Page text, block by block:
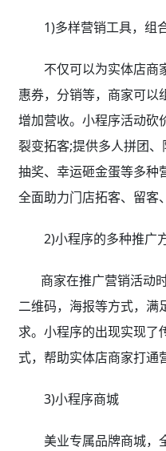
1)多样营销工具，组
不仅可以为实体店商
惠券，分销等，商家可以
增加营收。小程序活动砍
裂变拓客;提供多人拼团
抽奖、幸运砸金蛋等多种
全面助力门店拓客、留客
2)小程序的多种推广
商家在推广营销活动
二维码，海报等方式，满
求。小程序的出现实现了
式，帮助实体店商家打通
3)小程序商城
美业专属品牌商城，